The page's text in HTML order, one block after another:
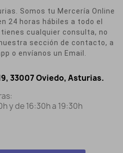
Somos tu Mercería Online
24 horas hábiles a todo el
cualquier consulta, no
sección de contacto, a
o envíanos un Email.
33007 Oviedo, Asturias.
y de 16:30h a 19:30h